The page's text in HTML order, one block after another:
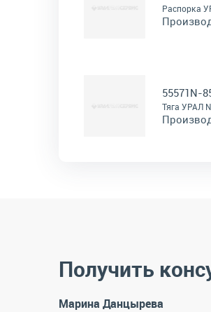
Распорка
55571N-
Тяга УРАЛ
Получить
Марина Данцырева